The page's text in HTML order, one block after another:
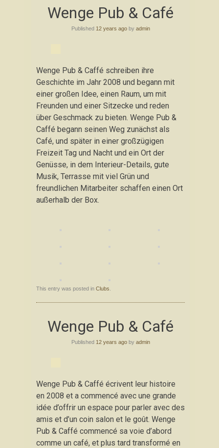
to
Wenge Pub & Café
Published 12 years agoby admin
Wenge Pub & Caffé schreiben ihre
Geschichte im Jahr 2008 und begann mit
einer großen Idee, einen Raum, um mit
Freunden und einer Sitzecke und reden
über Geschmack zu bieten. Wenge Pub &
Caffé begann seinen Weg zunächst als
Café, und später in einer großzügigen
Freizeit Tag und Nacht und ein Ort der
Genüsse, in dem Interieur-Details, gute
Musik, Terrasse mit viel Grün und
freundlichen Mitarbeiter schaffen einen Ort
außerhalb der Box.
This entry was posted in Clubs
Wenge Pub & Café
Published 12 years agoby admin
Wenge Pub & Caffé écrivent leur histoire
en 2008 et a commencé avec une grande
idée d’offrir un espace pour parler avec des
amis et d’un coin salon et le goût. Wenge
Pub & Caffé commencé sa voie d’abord
comme un café, et plus tard transformé en